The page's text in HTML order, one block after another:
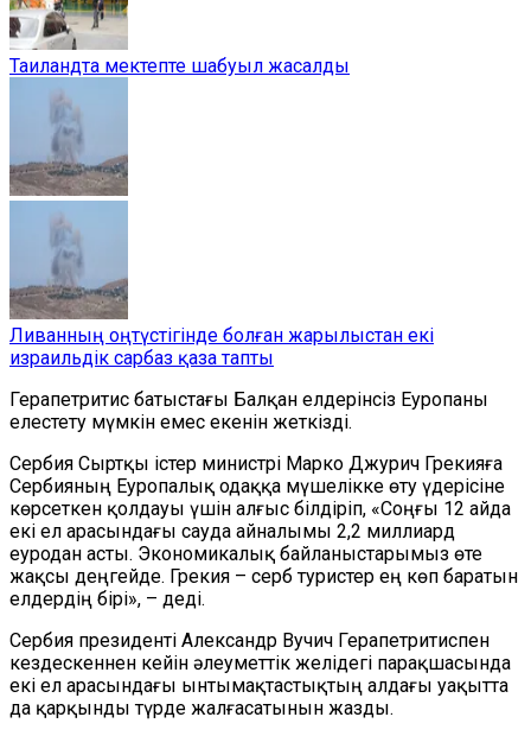
Таиландта мектепте шабуыл жасалды
Ливанның оңтүстігінде болған жарылыстан екі
израильдік сарбаз қаза тапты
Герапетритис батыстағы Балқан елдерінсіз Еуропаны
елестету мүмкін емес екенін жеткізді.
Сербия Сыртқы істер министрі Марко Джурич Грекияға
Сербияның Еуропалық одаққа мүшелікке өту үдерісіне
көрсеткен қолдауы үшін алғыс білдіріп, «Соңғы 12 айда
екі ел арасындағы сауда айналымы 2,2 миллиард
еуродан асты. Экономикалық байланыстарымыз өте
жақсы деңгейде. Грекия – серб туристер ең көп баратын
елдердің бірі», – деді.
Сербия президенті Александр Вучич Герапетритиспен
кездескеннен кейін әлеуметтік желідегі парақшасында
екі ел арасындағы ынтымақтастықтың алдағы уақытта
да қарқынды түрде жалғасатынын жазды.